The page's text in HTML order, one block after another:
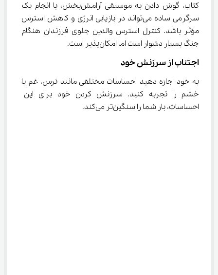
کتاب، گوش دادن به موسیقی آرامش‌بخش، یا انجام یک
سرگرمی ساده می‌تواند در بازیابی انرژی و کاهش استرس
مؤثر باشد. کنترل استرس والدین جلوی فرزندان هنگام
جنگ بسیار دشوار است اما امکان‌پذیر است.
اجتناب از سرزنش خود
به خود اجازه دهید احساسات مختلفی مانند ترس، غم یا
خشم را تجربه کنید. سرزنش کردن خود برای این
احساسات، بار شما را سنگین‌تر می‌کند.